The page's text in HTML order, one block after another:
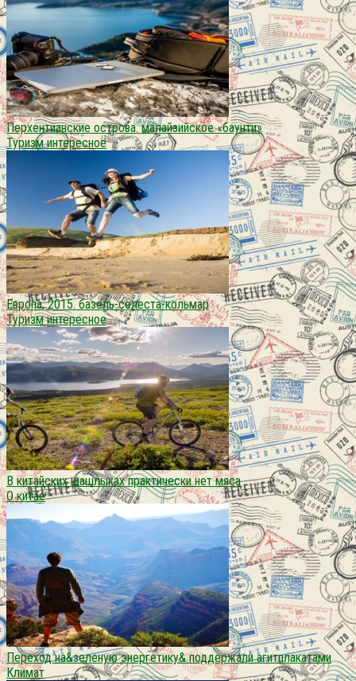
Перхентианские острова. малайзийское «баунти»
Туризм интересное
Европа, 2015. базель-селеста-кольмар
Туризм интересное
В китайских шашлыках практически нет мяса
О китае
Переход на&зеленую энергетику& поддержали агитплакатами
Климат